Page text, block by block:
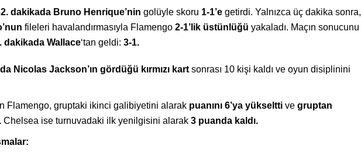
dakikada Bruno Henrique’nin golüyle skoru 1-1’e getirdi. Yalnızca üç dakika sonra,
fileleri havalandırmasıyla Flamengo 2-1’lik üstünlüğü yakaladı. Maçın sonucunu
dakikada Wallace‘tan geldi: 3-1.
Nicolas Jackson’ın gördüğü kırmızı kart sonrası 10 kişi kaldı ve oyun disiplinini
Flamengo, gruptaki ikinci galibiyetini alarak puanını 6’ya yükseltti ve gruptan
Chelsea ise turnuvadaki ilk yenilgisini alarak 3 puanda kaldı.